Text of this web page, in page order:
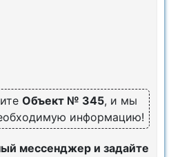
Объект № 345, и мы
информацию!
мессенджер и задайте